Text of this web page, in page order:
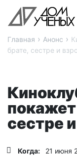
Главная › Анонс ›
брате, сестре и
сестре
Когда: 21 июня